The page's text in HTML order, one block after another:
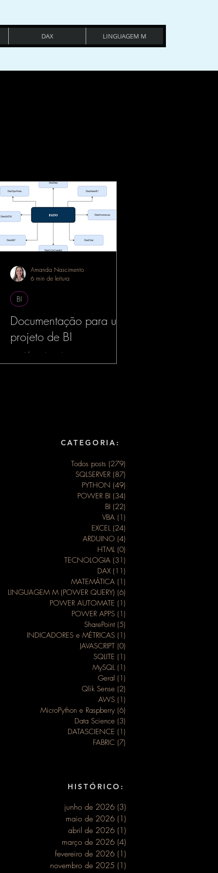
DAX LINGUAGEM M
Documentação para um
projeto de BI
simplificando a documentação para
projetos de BI
BI
Amanda Nascimento
6 min de leitura
CATEGORIA:
Todos posts (279)
SQLSERVER (87)
PYTHON (49)
POWER BI (34)
BI (22)
VBA (1)
EXCEL (24)
ARDUINO (4)
HTML (0)
TECNOLOGIA (31)
DAX (11)
MATEMÁTICA (1)
LINGUAGEM M (POWER QUERY) (6)
POWER AUTOMATE (1)
POWER APPS (1)
SharePoint (5)
INDICADORES e MÉTRICAS (1)
JAVASCRIPT (0)
SQLITE (1)
MySQL (1)
Geral (1)
Qlik Sense (2)
AWS (1)
MicroPython e Raspberry (6)
Data Science (3)
DATASCIENCE (1)
FABRIC (7)
HISTÓRICO:
junho de 2026 (3)
maio de 2026 (1)
abril de 2026 (1)
março de 2026 (4)
fevereiro de 2026 (1)
novembro de 2025 (1)